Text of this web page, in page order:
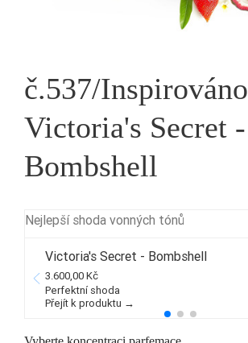
č.537/Inspirováno
Victoria's Secret -
Bombshell
Nejlepší shoda vonných tónů
Victoria's Secret - Bombshell
3.600,00 Kč
Perfektní shoda
Přejít k produktu →